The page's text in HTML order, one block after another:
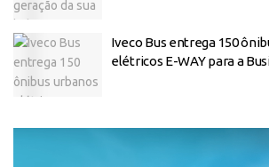
Iveco Bus entrega 150
elétricos E-WAY para a